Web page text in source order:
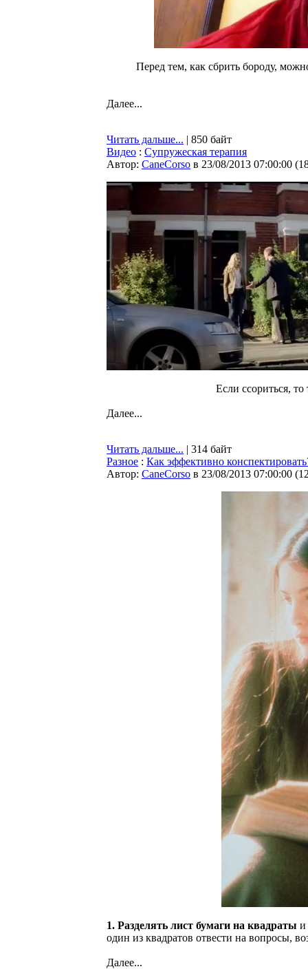
Перед тем, как сбрить бороду,
Далее...
Читать дальше... | 850 байт
Видео : Супружеская терапия
Автор: CaneCorso в 23/08/2013 07:00:00 (
Если ссориться, то
Далее...
Читать дальше... | 314 байт
Разное : Как эффективно
Автор: CaneCorso в 23/08/2013 07:00:00 (
1. Разделять лист бумаги на квадраты и
один из квадратов отвести на вопросы,
Далее...